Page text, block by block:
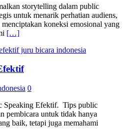
storytelling dalam public
untuk menarik perhatian audiens,
koneksi emosional yang
[…]
0
Speaking Efektif. Tips public
pembicara untuk tidak hanya
baik, tetapi juga memahami